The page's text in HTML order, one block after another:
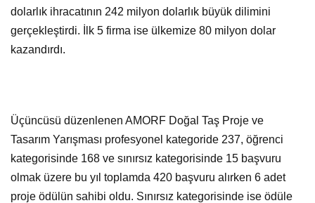
dolarlık ihracatının 242 milyon dolarlık büyük dilimini
gerçekleştirdi. İlk 5 firma ise ülkemize 80 milyon dolar
kazandırdı.
Üçüncüsü düzenlenen AMORF Doğal Taş Proje ve
Tasarım Yarışması profesyonel kategoride 237, öğrenci
kategorisinde 168 ve sınırsız kategorisinde 15 başvuru
olmak üzere bu yıl toplamda 420 başvuru alırken 6 adet
proje ödülün sahibi oldu. Sınırsız kategorisinde ise ödüle